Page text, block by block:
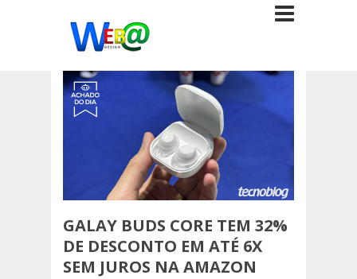
GALAY BUDS CORE TEM 32%
DE DESCONTO EM ATÉ 6X
SEM JUROS NA AMAZON